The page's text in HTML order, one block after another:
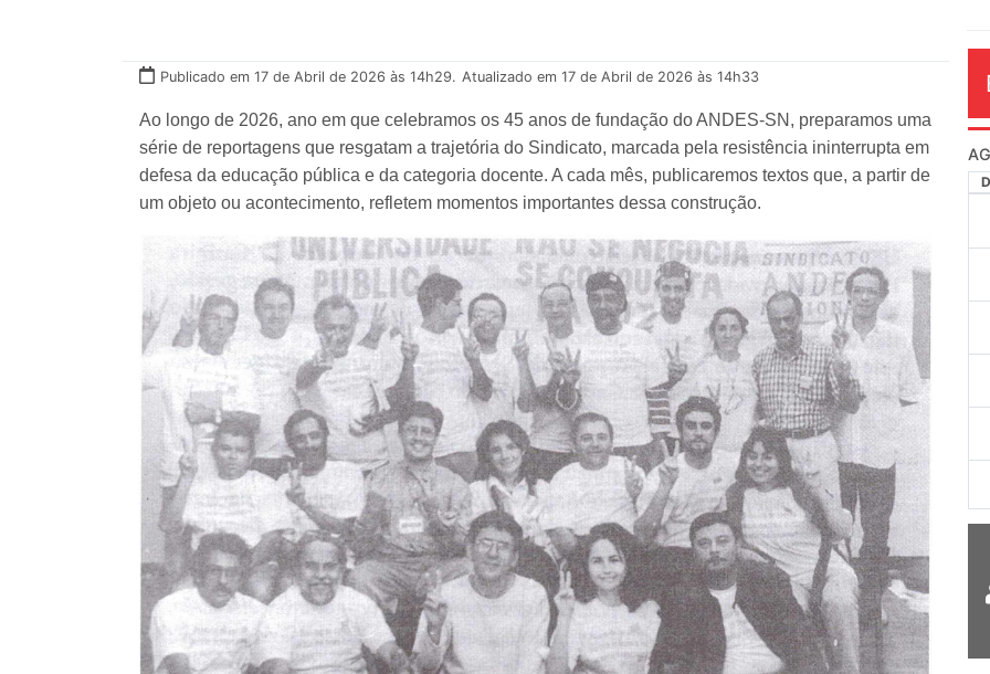
Publicado em 17 de Abril de 2026 às 14h29. Atualizado em 17 de Abril de 2026 às 14h33
Ao longo de 2026, ano em que celebramos os 45 anos de fundação do ANDES-SN, preparamos uma
série de reportagens que resgatam a trajetória do Sindicato, marcada pela resistência ininterrupta em
defesa da educação pública e da categoria docente. A cada mês, publicaremos textos que, a partir de
um objeto ou acontecimento, refletem momentos importantes dessa construção.